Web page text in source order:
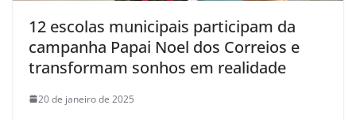
12 escolas municipais participam da
campanha Papai Noel dos Correios e
transformam sonhos em realidade
20 de janeiro de 2025